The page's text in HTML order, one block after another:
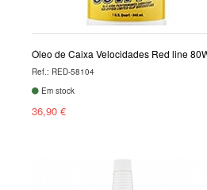
Óleo de Caixa Velocidades Red line
Ref.: RED-58104
Em stock
36,90 €